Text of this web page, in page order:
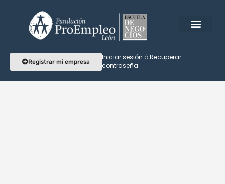
Registrar mi empresa
Iniciar sesión óRecuperar
contraseña